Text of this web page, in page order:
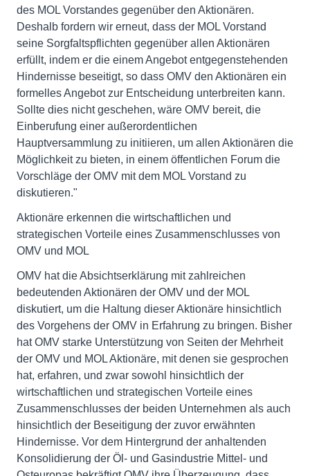
des MOL Vorstandes gegenüber den Aktionären.
Deshalb fordern wir erneut, dass der MOL Vorstand
seine Sorgfaltspflichten gegenüber allen Aktionären
erfüllt, indem er die einem Angebot entgegenstehenden
Hindernisse beseitigt, so dass OMV den Aktionären ein
formelles Angebot zur Entscheidung unterbreiten kann.
Sollte dies nicht geschehen, wäre OMV bereit, die
Einberufung einer außerordentlichen
Hauptversammlung zu initiieren, um allen Aktionären die
Möglichkeit zu bieten, in einem öffentlichen Forum die
Vorschläge der OMV mit dem MOL Vorstand zu
diskutieren."
Aktionäre erkennen die wirtschaftlichen und
strategischen Vorteile eines Zusammenschlusses von
OMV und MOL
OMV hat die Absichtserklärung mit zahlreichen
bedeutenden Aktionären der OMV und der MOL
diskutiert, um die Haltung dieser Aktionäre hinsichtlich
des Vorgehens der OMV in Erfahrung zu bringen. Bisher
hat OMV starke Unterstützung von Seiten der Mehrheit
der OMV und MOL Aktionäre, mit denen sie gesprochen
hat, erfahren, und zwar sowohl hinsichtlich der
wirtschaftlichen und strategischen Vorteile eines
Zusammenschlusses der beiden Unternehmen als auch
hinsichtlich der Beseitigung der zuvor erwähnten
Hindernisse. Vor dem Hintergrund der anhaltenden
Konsolidierung der Öl- und Gasindustrie Mittel- und